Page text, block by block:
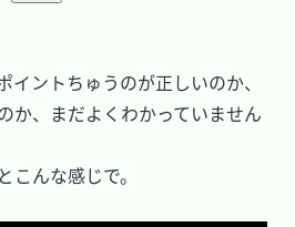
ントちゅうのが正しいのか、
か、まだよくわかっていません
んな感じで。